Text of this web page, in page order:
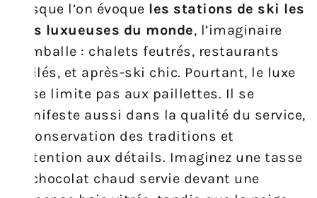
Lorsque l’on évoque les stations de ski les
plus luxueuses du monde, l’imaginaire
s’emballe : chalets feutrés, restaurants
étoilés, et après-ski chic. Pourtant, le luxe
ne se limite pas aux paillettes. Il se
manifeste aussi dans la qualité du service,
la conservation des traditions et
l’attention aux détails. Imaginez une tasse
de chocolat chaud servie devant une